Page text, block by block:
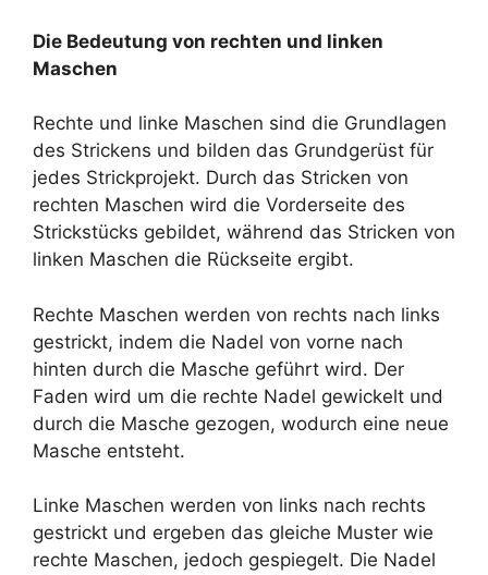
Die Bedeutung von rechten und linken
Maschen
Rechte und linke Maschen sind die Grundlagen
des Strickens und bilden das Grundgerüst für
jedes Strickprojekt. Durch das Stricken von
rechten Maschen wird die Vorderseite des
Strickstücks gebildet, während das Stricken von
linken Maschen die Rückseite ergibt.
Rechte Maschen werden von rechts nach links
gestrickt, indem die Nadel von vorne nach
hinten durch die Masche geführt wird. Der
Faden wird um die rechte Nadel gewickelt und
durch die Masche gezogen, wodurch eine neue
Masche entsteht.
Linke Maschen werden von links nach rechts
gestrickt und ergeben das gleiche Muster wie
rechte Maschen, jedoch gespiegelt. Die Nadel